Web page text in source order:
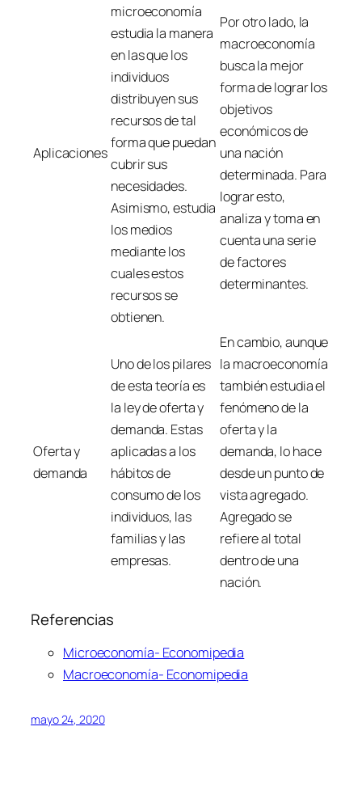
Aplicaciones
microeconomía
estudia la manera
en las que los
individuos
distribuyen sus
recursos de tal
forma que puedan
cubrir sus
necesidades.
Asimismo, estudia
los medios
mediante los
cuales estos
recursos se
obtienen.
Por otro lado, la
macroeconomía
busca la mejor
forma de lograr los
objetivos
económicos de
una nación
determinada. Para
lograr esto,
analiza y toma en
cuenta una serie
de factores
determinantes.
Oferta y
demanda
Uno de los pilares
de esta teoría es
la ley de oferta y
demanda. Estas
aplicadas a los
hábitos de
consumo de los
individuos, las
familias y las
empresas.
En cambio, aunque
la macroeconomía
también estudia el
fenómeno de la
oferta y la
demanda, lo hace
desde un punto de
vista agregado.
Agregado se
refiere al total
dentro de una
nación.
Referencias
Microeconomía- Economipedia
Macroeconomía- Economipedia
mayo 24, 2020